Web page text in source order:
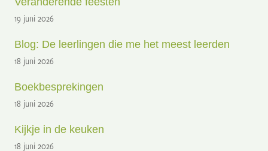
19 juni 2026
Blog: De leerlingen die me het meest leerden
18 juni 2026
Boekbesprekingen
18 juni 2026
Kijkje in de keuken
18 juni 2026